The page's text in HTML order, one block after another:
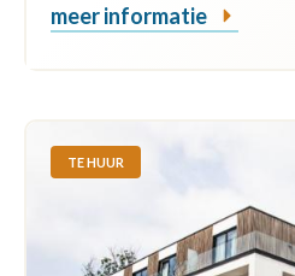
meer informatie
TE HUUR